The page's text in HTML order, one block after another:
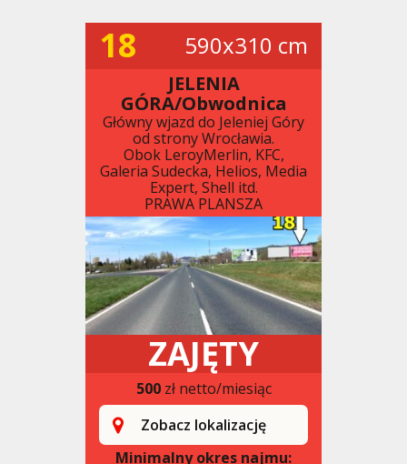
18 590x310 cm
JELENIA
GÓRA/Obwodnica
Główny wjazd do Jeleniej Góry
od strony Wrocławia.
Obok LeroyMerlin, KFC,
Galeria Sudecka, Helios, Media
Expert, Shell itd.
PRAWA PLANSZA
ZAJĘTY
500zł netto/miesiąc
Zobacz lokalizację
Minimalny okres najmu: